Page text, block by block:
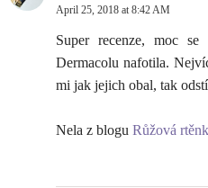
April 25, 2018 at 8:42 AM
Super recenze, moc
Dermacolu nafotila.
mi jak jejich obal, tak
Nela z blogu Růžová